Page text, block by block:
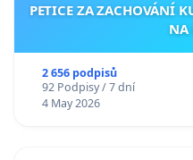
PETICE ZA ZACHOVÁNÍ
NA
2 656 podpisů
92 Podpisy / 7 dní
4 May 2026